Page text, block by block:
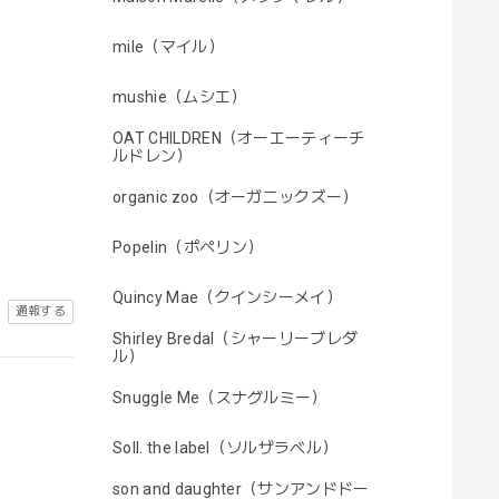
mile（マイル）
mushie（ムシエ）
OAT CHILDREN（オーエーティーチ
ルドレン）
organic zoo（オーガニックズー）
Popelin（ポペリン）
Quincy Mae（クインシーメイ）
Shirley Bredal（シャーリーブレダ
ル）
Snuggle Me（スナグルミー）
Soll. the label（ソルザラベル）
son and daughter（サンアンドドー
通報する